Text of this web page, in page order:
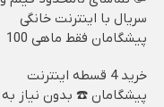
سریال با اینترنت خانگی
پیشگامان فقط ماهی 100
خرید 4 قسطه اینترنت
پیشگامان ☎️ بدون نیاز به